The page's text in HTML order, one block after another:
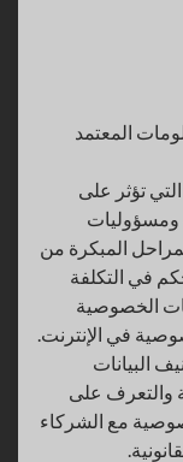
المعتمد
تؤثر على
ومسؤوليات
المبكرة من
في التكلفة
الخصوصية
في الإنترنت.
البيانات
والتعرف على
مع الشركاء